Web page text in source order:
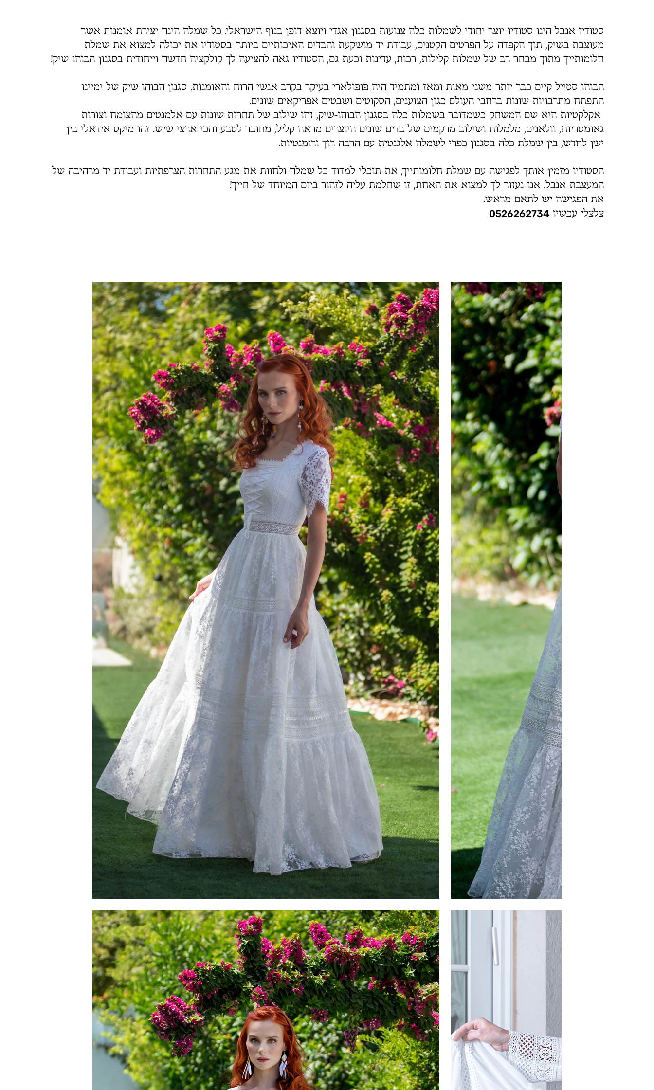
סטודיו אנבל הינו סטודיו יוצר יחודי לשמלות כלה צנועות בסגנון אגדי ויוצא דופן בנוף הישראלי. כל שמלה הינה יצירת אומנות אשר
מעוצבת בשיק, תוך הקפדה על הפרטים הקטנים, עבודת יד מושקעת והבדים האיכותיים ביותר. בסטודיו את יכולה למצוא את שמלת
חלומותייך מתוך מבחר רב של שמלות קלילות, רכות, עדינות וכעת גם, הסטודיו גאה להציעה לך קולקציה חדשה וייחודית בסגנון הבוהו שיק!
הבוהו סטייל קיים כבר יותר משני מאות ומאז ומתמיד היה פופולארי בעיקר בקרב אנשי הרוח והאומנות. סגנון הבוהו שיק של ימיינו
התפתח מתרבויות שונות ברחבי העולם כגון הצוענים, הסקוטים ושבטים אפריקאים שונים.
אקלקטיות היא שם המשחק כשמדובר בשמלות כלה בסגנון הבוהו-שיק, זהו שילוב של תחרות שונות עם אלמנטים מהצומח וצורות
גאומטריות, וולאנים, מלמלות ושילוב מרקמים של בדים שונים היוצרים מראה קליל, מחובר לטבע והכי ארצי שיש. זהו מיקס אידאלי בין
ישן לחדש, בין שמלת כלה בסגנון כפרי לשמלה אלגנטית עם הרבה רוך ורומנטיות.
הסטודיו מזמין אותך לפגישה עם שמלת חלומותייך, את תוכלי למדוד כל שמלה ולחוות את מגע התחרות הצרפתיות ועבודת יד מרהיבה של
המעצבת אנבל. אנו נעזור לך למצוא את האחת, זו שחלמת עליה לזהור ביום המיוחד של חייך!
את הפגישה יש לתאם מראש.
צלצלי עכשיו 0526262734